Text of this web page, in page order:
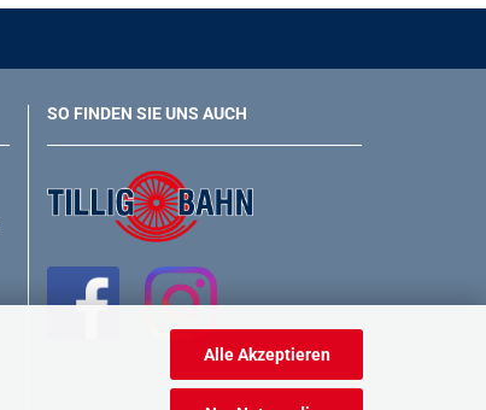
Alle Akzeptieren
SO FINDEN SIE UNS AUCH